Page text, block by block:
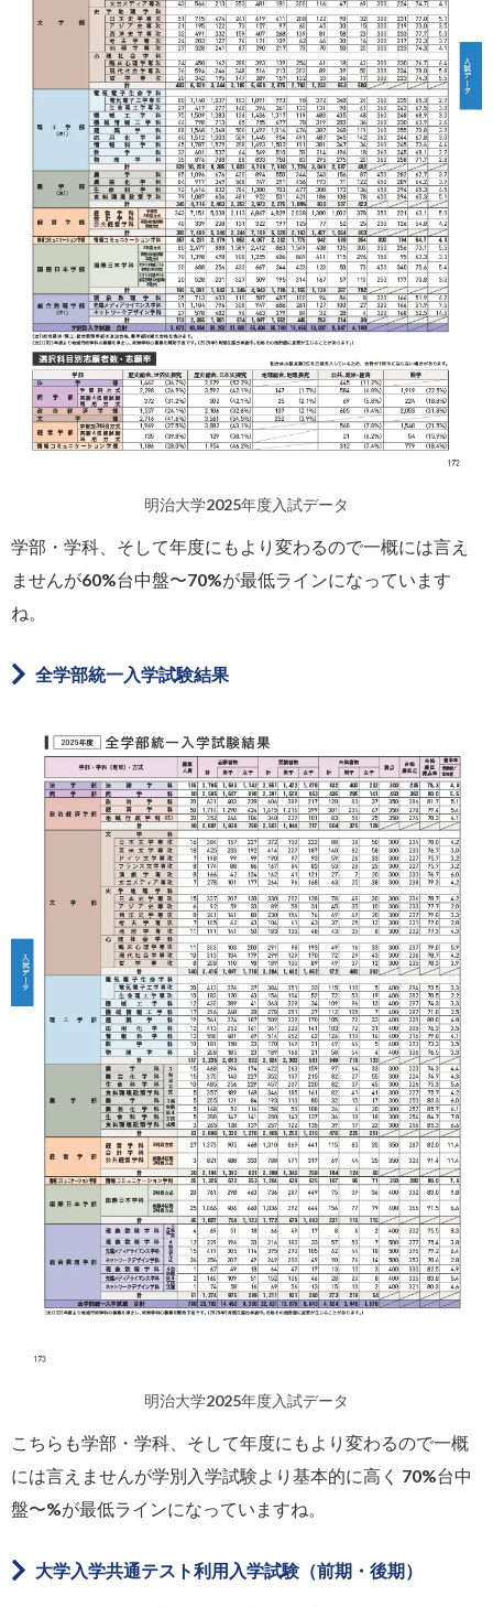
明治大学2025年度入試データ
学部・学科、そして年度にもより変わるので一概には言え
ませんが60%台中盤〜70%が最低ラインになっています
ね。
全学部統一入学試験結果
明治大学2025年度入試データ
こちらも学部・学科、そして年度にもより変わるので一概
には言えませんが学別入学試験より基本的に高く 70%台中
盤〜%が最低ラインになっていますね。
大学入学共通テスト利用入学試験（前期・後期）